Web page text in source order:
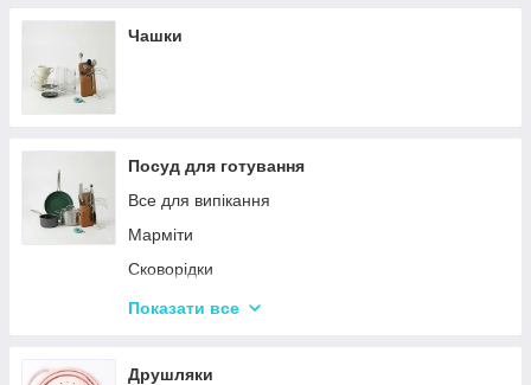
Келихи
Чашки
Посуд для готування
Все для випікання
Марміти
Сковорідки
Ківші
Показати все
Друшляки